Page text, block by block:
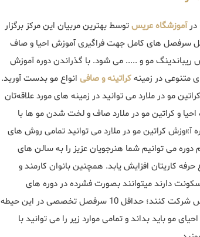
درآموزشگاه عریستوسط بهترین مربیان این مرکز برگزار
سرفصل های کامل جهت فراگیری آموزش احیا و صاف
ریباندینگ مو و ..... می شود. با گذراندن دوره آموزش
متنوعی در زمینهکراتینه و صافی انواع مو بدست آورید.
مو در ملارد می توانید در زمینه های مورد علاقه‌تان
و کراتین مو در ملارد صاف و لخت شدن مو ها با
کراتین مو در ملارد می توانید تمامی روش های
دوره می توانیم شما هنرجویان عزیز را به سالن های
کاریتان افزایش یابد. همچنین بانوان کارمند و
دارند میتوانند بصورت فشرده در دوره های
کراتینه مو تخصصی ، پیشرفته و مستری عریس شرکت کنند؛ حداقل 10 سرفصل تخصصی در این حیطه
مو باید بداند و تمامی موارد زیر را می توانید با